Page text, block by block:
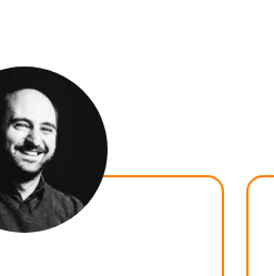
assistante de mise en
le théâtre, riche d’un
elle vous
de Tremplin Grand Oral
bien vos recherches